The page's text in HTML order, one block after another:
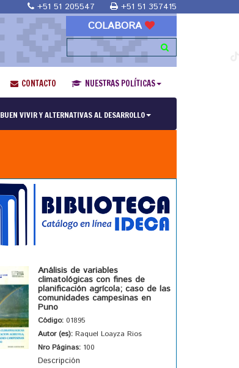
+51 51 205547 +51 51 357415
COLABORA
CONTACTO NUESTRAS POLÍTICAS
BUEN VIVIR Y ALTERNATIVAS AL DESARROLLO
Análisis de variables
climatológicas con fines de
planificación agrícola; caso de las
comunidades campesinas en
Puno
Código: 01895
Autor (es): Raquel Loayza Rios
Nro Páginas: 100
Descripción